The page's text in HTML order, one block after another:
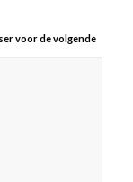
voor de volgende